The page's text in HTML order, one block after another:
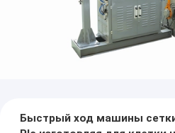
Быстрый ход машины